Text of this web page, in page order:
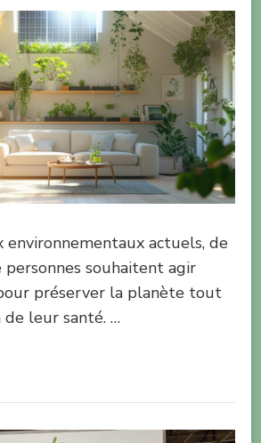
environnementaux actuels, de
souhaitent agir
préserver la planète tout
de leur santé. …